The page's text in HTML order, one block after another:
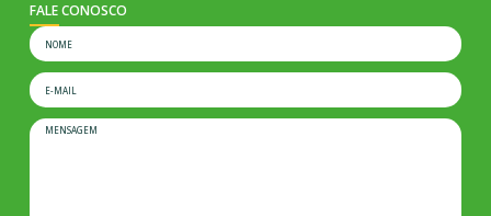
FALE CONOSCO